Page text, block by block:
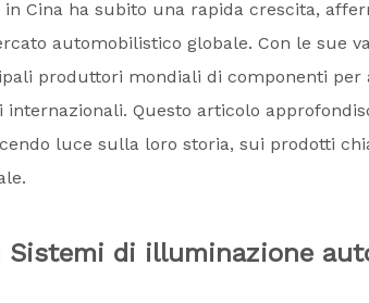
Cina ha subito una rapida crescita,
automobilistico globale. Con le sue
produttori mondiali di componenti per
Questo articolo
luce sulla loro storia, sui prodotti
Sistemi di illuminazione